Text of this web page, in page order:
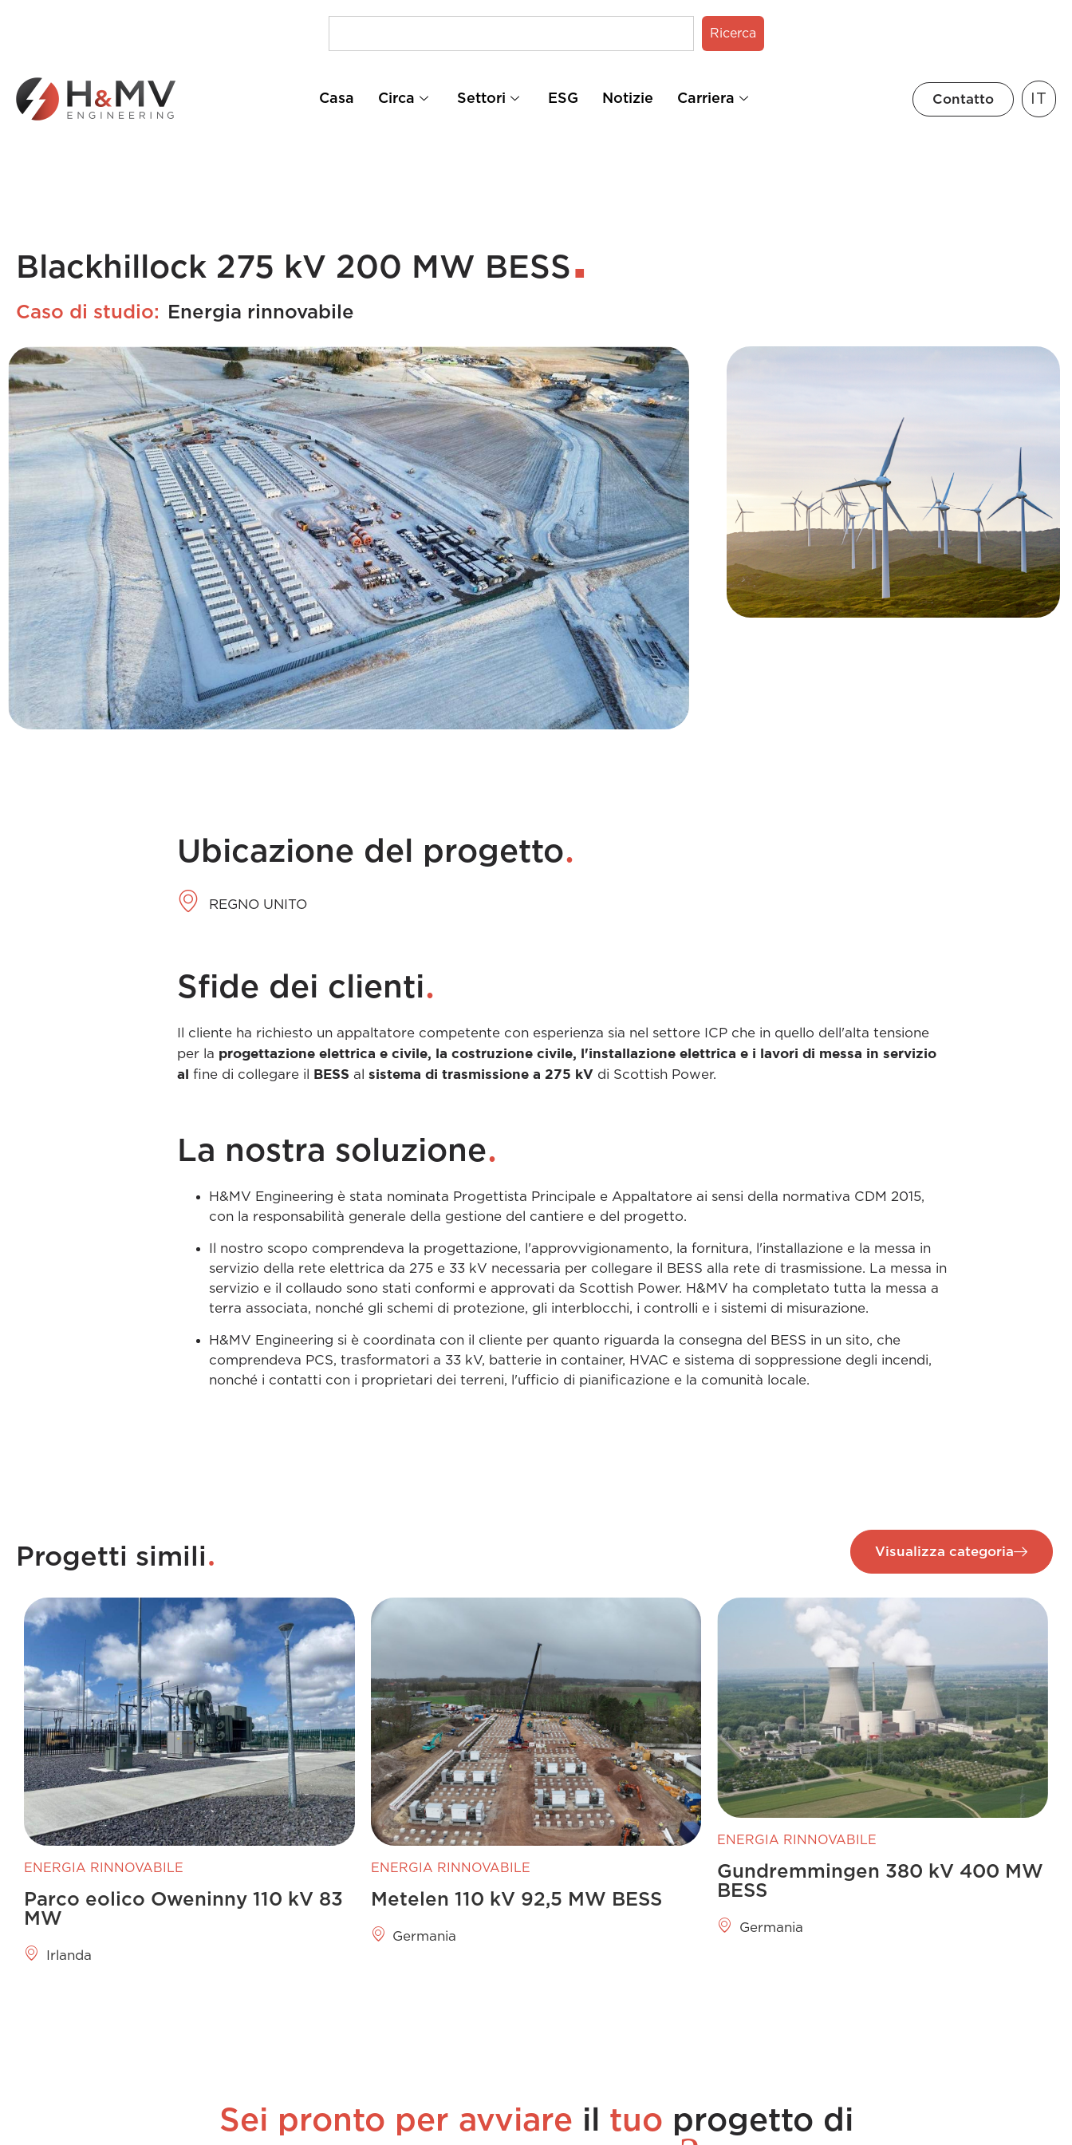
Ricerca
Casa Circa Settori ESG Notizie Carriera Contatto IT
Blackhillock 275 kV 200 MW BESS
Caso di studio: Energia rinnovabile
Ubicazione del progetto.
REGNO UNITO
Sfide dei clienti.
Il cliente ha richiesto un appaltatore competente con esperienza sia nel settore ICP che in quello dell'alta tensione
per la progettazione elettrica e civile, la costruzione civile, l'installazione elettrica e i lavori di messa in servizio
al fine di collegare il BESS al sistema di trasmissione a 275 kVdi Scottish Power.
La nostra soluzione.
H&MV Engineering è stata nominata Progettista Principale e Appaltatore ai sensi della normativa CDM 2015,
con la responsabilità generale della gestione del cantiere e del progetto.
Il nostro scopo comprendeva la progettazione, l'approvvigionamento, la fornitura, l'installazione e la messa in
servizio della rete elettrica da 275 e 33 kV necessaria per collegare il BESS alla rete di trasmissione. La messa in
servizio e il collaudo sono stati conformi e approvati da Scottish Power. H&MV ha completato tutta la messa a
terra associata, nonché gli schemi di protezione, gli interblocchi, i controlli e i sistemi di misurazione.
H&MV Engineering si è coordinata con il cliente per quanto riguarda la consegna del BESS in un sito, che
comprendeva PCS, trasformatori a 33 kV, batterie in container, HVAC e sistema di soppressione degli incendi,
nonché i contatti con i proprietari dei terreni, l'ufficio di pianificazione e la comunità locale.
Progetti simili. Visualizza categoria
ENERGIA RINNOVABILE
Parco eolico Oweninny 110 kV 83
MW
Irlanda
ENERGIA RINNOVABILE
Metelen 110 kV 92,5 MW BESS
Germania
ENERGIA RINNOVABILE
Gundremmingen 380 kV 400 MW
BESS
Germania
Sei pronto per avviare il tuo progetto di